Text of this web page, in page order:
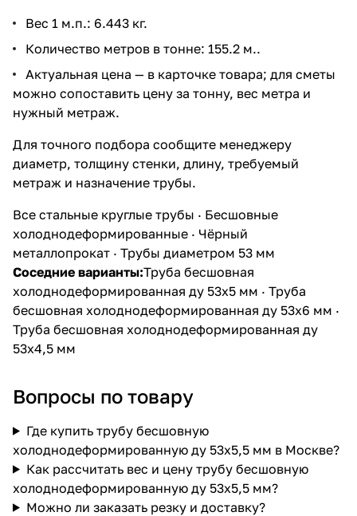
Вес 1 м.п.: 6.443 кг.
Количество метров в тонне: 155.2 м..
Актуальная цена — в карточке товара; для сметы
можно сопоставить цену за тонну, вес метра и
нужный метраж.
Для точного подбора сообщите менеджеру
диаметр, толщину стенки, длину, требуемый
метраж и назначение трубы.
Все стальные круглые трубы · Бесшовные
холоднодеформированные · Чёрный
металлопрокат · Трубы диаметром 53 мм
Соседние варианты:Труба бесшовная
холоднодеформированная ду 53х5 мм · Труба
бесшовная холоднодеформированная ду 53х6 мм ·
Труба бесшовная холоднодеформированная ду
53х4,5 мм
Вопросы по товару
Где купить трубу бесшовную
холоднодеформированную ду 53х5,5 мм в Москве?
Как рассчитать вес и цену трубу бесшовную
холоднодеформированную ду 53х5,5 мм?
Можно ли заказать резку и доставку?